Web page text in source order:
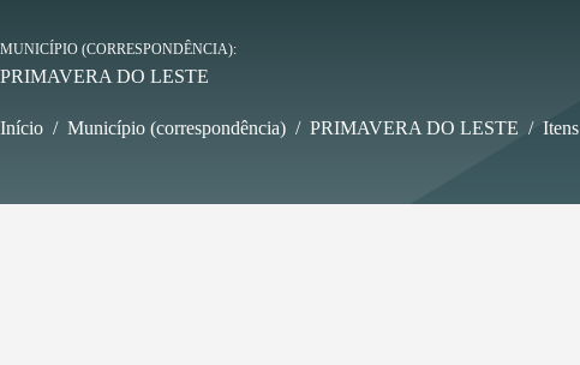
MUNICÍPIO (CORRESPONDÊNCIA)
PRIMAVERA DO LESTE
Início / Município (correspondência) / PRIMAVERA DO LESTE / Itens